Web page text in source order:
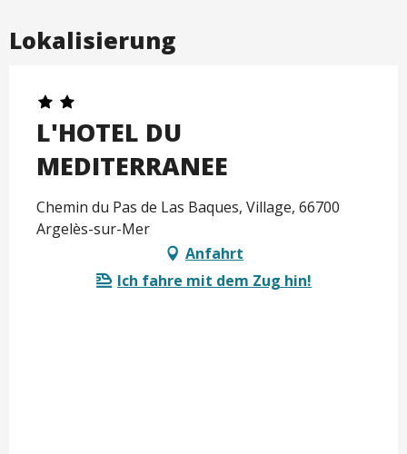
Lokalisierung
L'HOTEL DU
MEDITERRANEE
Chemin du Pas de Las Baques, Village, 66700
Argelès-sur-Mer
Anfahrt
Ich fahre mit dem Zug hin!